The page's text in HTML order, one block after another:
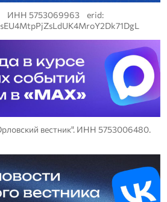
5753069963 erid:
вестник". ИНН 5753006480.